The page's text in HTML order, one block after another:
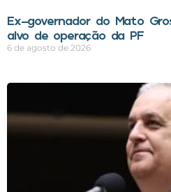
Ex-governador do Mato
alvo de operação da PF
6 de agosto de 2026